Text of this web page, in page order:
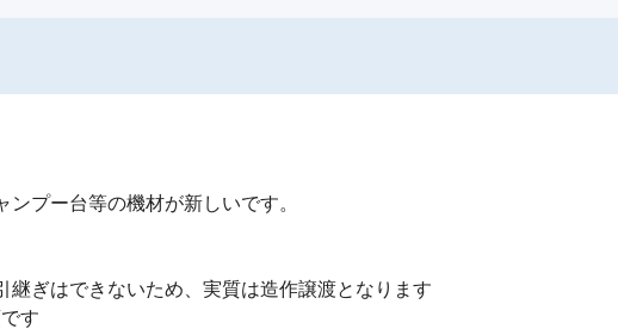
プー台等の機材が新しいです。
継ぎはできないため、実質は造作譲渡となります
す